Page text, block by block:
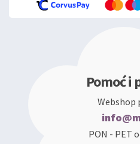
Pomoć i
Webshop
PON - PET